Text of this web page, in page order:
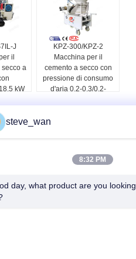
J
il
a
kW
KPZ-300/KPZ-2
Macchina per il
cemento a secco con
pressione di consumo
d'aria 0,2-0,3/0,2-
un preventivo
steve_wan
8:32 PM
day, what product are you looking